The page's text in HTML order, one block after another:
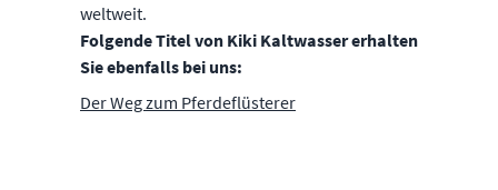
weltweit.
Folgende Titel von Kiki Kaltwasser erhalten
Sie ebenfalls bei uns:
Der Weg zum Pferdeflüsterer